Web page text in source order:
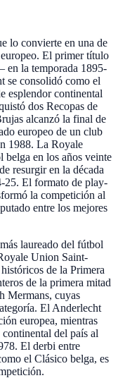
lo convierte en una de
El primer título
la temporada 1895-
se consolidó como el
esplendor continental
dos Recopas de
alcanzó la final de
europeo de un club
1988. La Royale
en los años veinte
resurgir en la década
25. El formato de play-
la competición al
entre los mejores
laureado del fútbol
Union Saint-
de la Primera
de la primera mitad
Mermans, cuyas
El Anderlecht
europea, mientras
del país al
El derbi entre
el Clásico belga, es